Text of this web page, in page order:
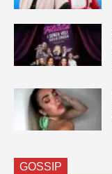
GOSSIP